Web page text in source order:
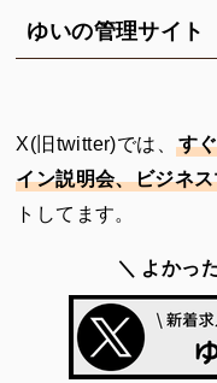
ゆいの管理サイト
X(旧twitter)では、す
イン説明会、ビジネ
トしてます。
＼ よかっ